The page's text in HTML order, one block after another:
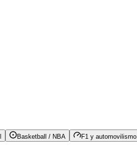
Basketball / NBA F1 y automovilismo